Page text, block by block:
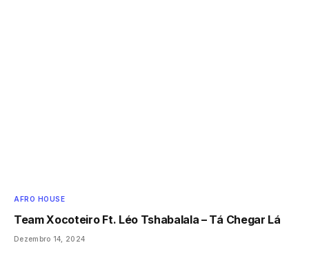
AFRO HOUSE
Team Xocoteiro Ft. Léo Tshabalala – Tá Chegar Lá
Dezembro 14, 2024